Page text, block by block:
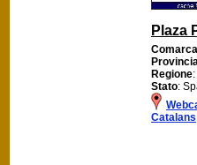
Plaza
Comarca
Provincia
Regione
Stato:
Catalans